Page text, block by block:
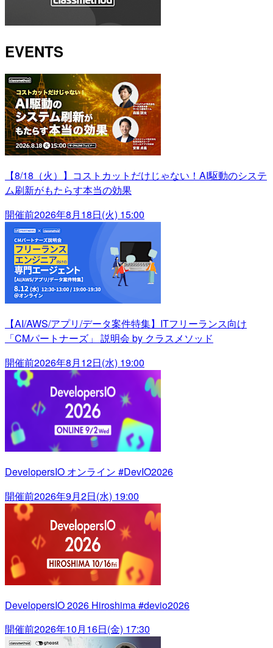
EVENTS
【8/18（火）】コストカットだけじゃない！AI駆動のシステ
ム刷新がもたらす本当の効果
開催前2026年8月18日(火) 15:00
【AI/AWS/アプリ/データ案件特集】ITフリーランス向け
「CMパートナーズ」 説明会 by クラスメソッド
開催前2026年8月12日(水) 19:00
DevelopersIO オンライン #DevIO2026
開催前2026年9月2日(水) 19:00
DevelopersIO 2026 Hiroshima #devio2026
開催前2026年10月16日(金) 17:30